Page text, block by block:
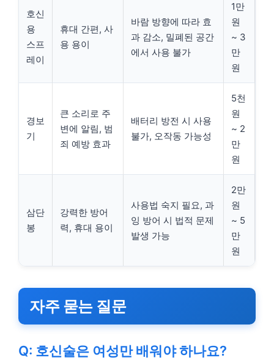
호신
용
스프
레이
휴대 간편, 사
용 용이
바람 방향에 따라 효
과 감소, 밀폐된 공간
에서 사용 불가
1만
원
~ 3
만
원
경보
기
큰 소리로 주
변에 알림, 범
죄 예방 효과
배터리 방전 시 사용
불가, 오작동 가능성
5천
원
~ 2
만
원
삼단
봉
강력한 방어
력, 휴대 용이
사용법 숙지 필요, 과
잉 방어 시 법적 문제
발생 가능
2만
원
~ 5
만
원
자주 묻는 질문
Q: 호신술은 여성만 배워야 하나요?